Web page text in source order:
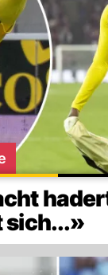
sich...»